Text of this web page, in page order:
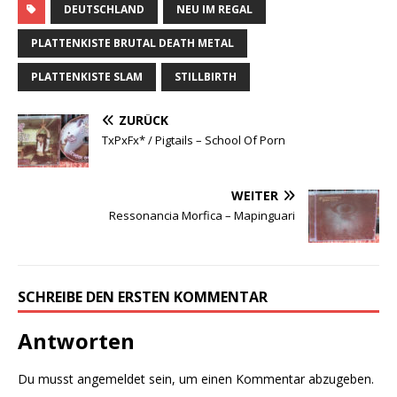
c
e
b
o
o
k
it
te
r
te
r
e
le
n
DEUTSCHLAND NEU IM REGAL
PLATTENKISTE BRUTAL DEATH METAL
PLATTENKISTE SLAM STILLBIRTH
ZURÜCK
TxPxFx* / Pigtails ‎– School Of Porn
WEITER
Ressonancia Morfica ‎– Mapinguari
SCHREIBE DEN ERSTEN KOMMENTAR
Antworten
Du musst angemeldet sein, um einen Kommentar abzugeben.